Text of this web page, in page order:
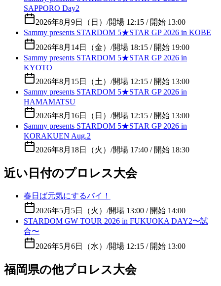
SAPPORO Day2
2026年8月9日（日） /開場 12:15 / 開始 13:00
Sammy presents STARDOM 5★STAR GP 2026 in KOBE
2026年8月14日（金） /開場 18:15 / 開始 19:00
Sammy presents STARDOM 5★STAR GP 2026 in
KYOTO
2026年8月15日（土） /開場 12:15 / 開始 13:00
Sammy presents STARDOM 5★STAR GP 2026 in
HAMAMATSU
2026年8月16日（日） /開場 12:15 / 開始 13:00
Sammy presents STARDOM 5★STAR GP 2026 in
KORAKUEN Aug.2
2026年8月18日（火） /開場 17:40 / 開始 18:30
近い日付のプロレス大会
春日ば元気にするバイ！
2026年5月5日（火） /開場 13:00 / 開始 14:00
STARDOM GW TOUR 2026 in FUKUOKA DAY2〜試
合〜
2026年5月6日（水） /開場 12:15 / 開始 13:00
福岡県の他プロレス大会